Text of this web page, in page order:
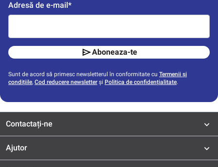
Adresă de e-mail*
Aboneaza-te
Sunt de acord să primesc newsletterul în conformitate cu Termenii și
condițiile, Cod reducere newsletter și Politica de confidențialitate.
Contactați-ne
Ajutor